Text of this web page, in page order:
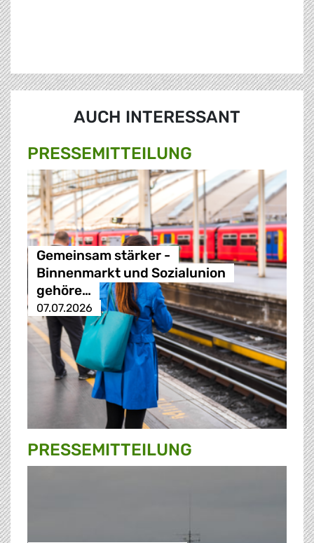
AUCH INTERESSANT
PRESSE­MITTEILUNG
Gemeinsam stärker -
Binnenmarkt und Sozialunion
gehöre…
07.07.2026
PRESSE­MITTEILUNG